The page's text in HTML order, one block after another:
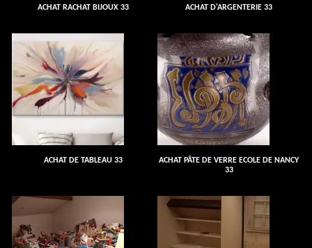
ACHAT RACHAT BIJOUX 33 ACHAT D'ARGENTERIE 33
ACHAT DE TABLEAU 33
ACHAT PÂTE DE VERRE ECOLE DE NANCY
33